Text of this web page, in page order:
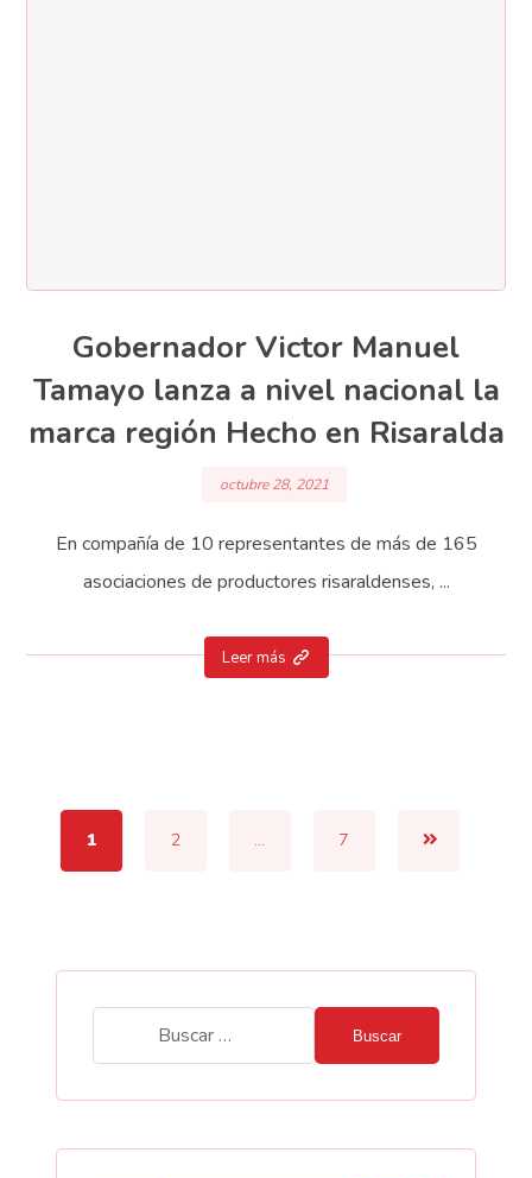
Gobernador Victor Manuel
Tamayo lanza a nivel nacional la
marca región Hecho en Risaralda
octubre 28, 2021
En compañía de 10 representantes de más de 165
asociaciones de productores risaraldenses, ...
Leer más
1 2 … 7
Buscar